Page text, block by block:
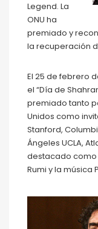
Legend. La
ONU ha
premiado y
la recuperación
El 25 de febrero
el “Día de
premiado tanto
Unidos como
Stanford,
Ángeles UCLA,
destacado como
Rumi y la música